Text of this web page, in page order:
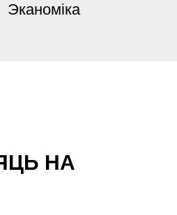
Эканоміка
НА